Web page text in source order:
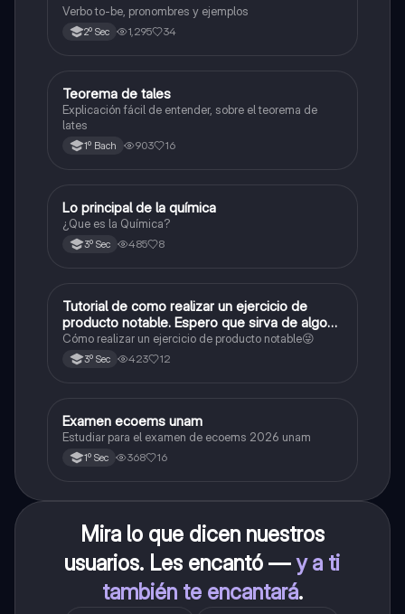
Verbo to-be, pronombres y ejemplos
2º Sec 1,295 34
Matemáticas
Teorema de tales
Explicación fácil de entender, sobre el teorema de
lates
1º Bach 903 16
Química
Lo principal de la química
¿Que es la Química?
3º Sec 485 8
Matemáticas
Tutorial de como realizar un ejercicio de
producto notable. Espero que sirva de algo💕
😜
Cómo realizar un ejercicio de producto notable😜
3º Sec 423 12
Español
Examen ecoems unam
Estudiar para el examen de ecoems 2026 unam
1º Sec 368 16
Mira lo que dicen nuestros
usuarios. Les encantó —y a ti
también te encantará.